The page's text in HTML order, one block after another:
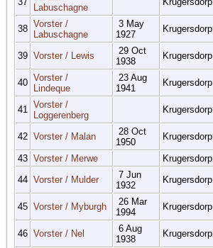
Labuschagne
38 Vorster /
Labuschagne
3 May
1927
Krugersdorp
39 Vorster / Lewis
29 Oct
1938
Krugersdorp
40 Vorster /
Lindeque
23 Aug
1941
Krugersdorp
41
Vorster /
Loggerenberg
Krugersdorp
42 Vorster / Malan
28 Oct
1950
Krugersdorp
43 Vorster / Merwe Krugersdorp
44 Vorster / Mulder
7 Jun
1932
Krugersdorp
45 Vorster / Myburgh
26 Mar
1994
Krugersdorp
46 Vorster / Nel
6 Aug
1938
Krugersdorp